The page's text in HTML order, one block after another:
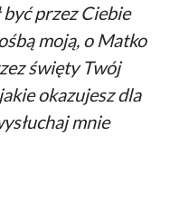
przez Ciebie
moją, o Matko
święty Twój
okazujesz dla
mnie